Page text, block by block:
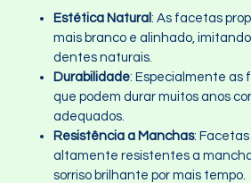
Estética Natural : As facetas
mais branco e alinhado,
dentes naturais.
Durabilidade: Especialmente as
que podem durar muitos anos
adequados.
Resistência a Manchas:
altamente resistentes a
sorriso brilhante por mais tempo.